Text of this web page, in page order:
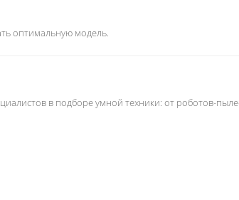
оптимальную модель.
в подборе умной техники: от роботов-